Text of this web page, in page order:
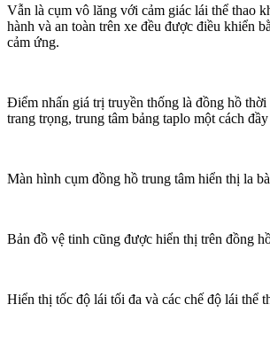
Vẫn là cụm vô lăng với cảm giác lái thể thao
hành và an toàn trên xe đều được điều khiển
cảm ứng.
Điểm nhấn giá trị truyền thống là đồng hồ
trang trọng, trung tâm bảng taplo một cách
Màn hình cụm đồng hồ trung tâm hiển thị la
Bản đồ vệ tinh cũng được hiển thị trên đồng
Hiển thị tốc độ lái tối đa và các chế độ lái thể